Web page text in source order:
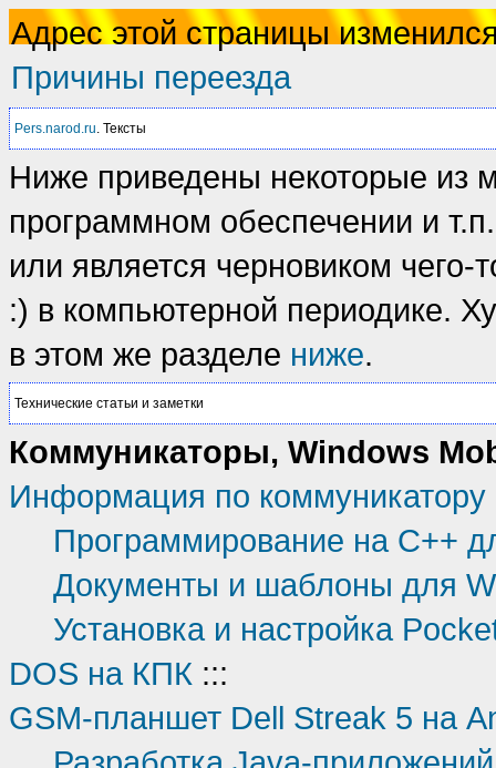
Адрес этой страницы
Причины переезда
Pers.narod.ru. Тексты
Ниже приведены некоторые из
программном обеспечении и
или является черновиком чего-
:) в компьютерной периодике.
в этом же разделе ниже.
Технические статьи и заметки
Коммуникаторы, Windows
Информация по
Программирование на C++
Документы и шаблоны для
Установка и настройка
DOS на КПК :::
GSM-планшет Dell Streak 5 на